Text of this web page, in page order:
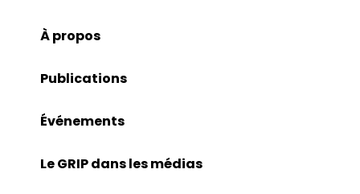
À propos
Publications
Événements
Le GRIP dans les médias